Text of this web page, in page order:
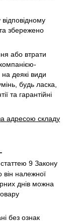
збережено
або втрати
деякі види
будь ласка,
та гарантійні
адресою складу
статтею 9 Закону
він належної
днів можна
без ознак